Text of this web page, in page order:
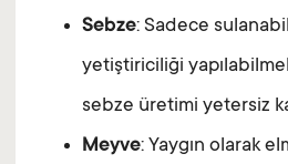
Sebze: Sadece
yetiştiriciliği
sebze üretimi yetersiz
Meyve: Yaygın olarak